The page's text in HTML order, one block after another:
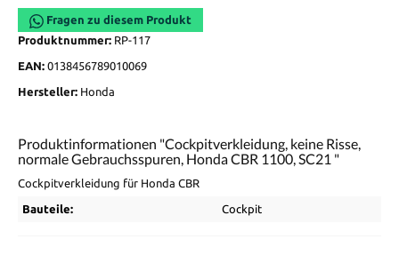
Fragen zu diesem Produkt
Produktnummer: RP-117
EAN: 0138456789010069
Hersteller: Honda
Produktinformationen "Cockpitverkleidung, keine Risse,
normale Gebrauchsspuren, Honda CBR 1100, SC21 "
Cockpitverkleidung für Honda CBR
Bauteile: Cockpit